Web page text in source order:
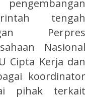
tengah
Perpres
Nasional
Cipta Kerja dan
koordinator
pihak terkait